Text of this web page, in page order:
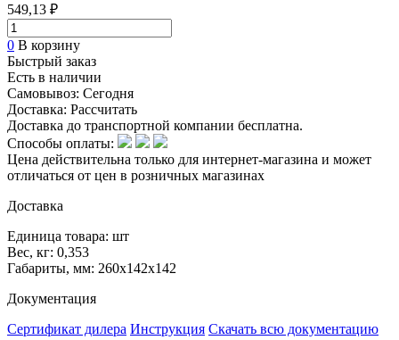
549,13 ₽
0 В корзину
Быстрый заказ
Есть в наличии
Самовывоз: Сегодня
Доставка: Рассчитать
Доставка до транспортной компании бесплатна.
Способы оплаты:
Цена действительна только для интернет-магазина и может
отличаться от цен в розничных магазинах
Доставка
Единица товара: шт
Вес, кг: 0,353
Габариты, мм: 260х142х142
Документация
Сертификат дилера Инструкция Скачать всю документацию